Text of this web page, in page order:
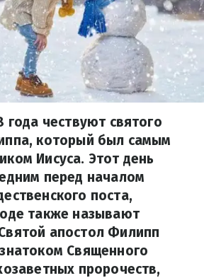
года чествуют святого
который был самым
Иисуса. Этот день
перед началом
поста,
также называют
апостол Филипп
Священного
пророчеств,